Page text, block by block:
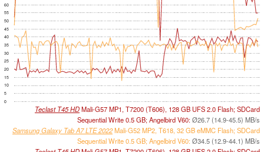
0
5
10
15
20
25
30
35
40
45
50
55
60
Teclast T45 HDMali-G57 MP1, T7200 (T606), 128 GB UFS 2.0 Flash; SDCard
Sequential Write 0.5 GB; Angelbird V60:Ø26.7 (14.9-45.5) MB/s
Samsung Galaxy Tab A7 LTE 2022Mali-G52 MP2, T618, 32 GB eMMC Flash; SDCard
Sequential Write 0.5 GB; Angelbird V60:Ø34.5 (12.9-44.1) MB/s